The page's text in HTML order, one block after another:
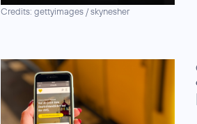
Credits: gettyimages / skynesher